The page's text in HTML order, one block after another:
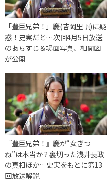
「豊臣兄弟！」慶(吉岡里帆)に疑
惑！史実だと…次回4月5日放送
のあらすじ＆場面写真、相関図
が公開
『豊臣兄弟！』慶が“女ぎつ
ね”は本当か？裏切った浅井長政
の真相ほか…史実をもとに第13
回放送解説